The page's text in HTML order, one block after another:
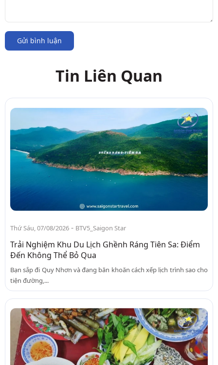
Gửi bình luận
Tin Liên Quan
Thứ Sáu, 07/08/2026 - BTV5_Saigon Star
Trải Nghiệm Khu Du Lịch Ghềnh Ráng Tiên Sa: Điểm
Đến Không Thể Bỏ Qua
Bạn sắp đi Quy Nhơn và đang băn khoăn cách xếp lịch trình sao cho
tiện đường,...